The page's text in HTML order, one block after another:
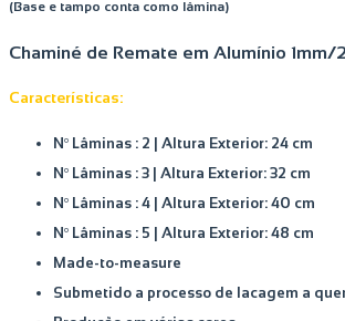
(Base e tampo conta como lâmina)
Chaminé de Remate em Alumínio 1mm/
Características:
Nº Lâminas : 2 | Altura Exterior: 24 cm
Nº Lâminas : 3 | Altura Exterior: 32 cm
Nº Lâminas : 4 | Altura Exterior: 40 cm
Nº Lâminas : 5 | Altura Exterior: 48 cm
Made-to-measure
Submetido a processo de lacagem a